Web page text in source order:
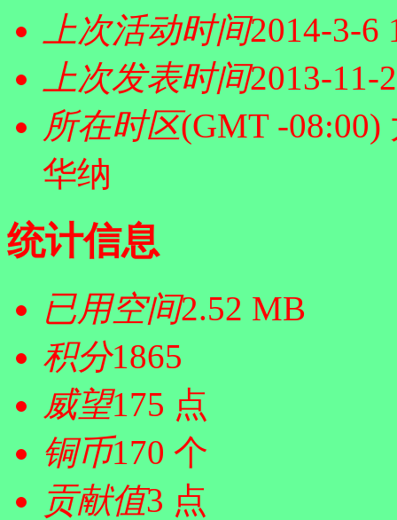
上次活动时间2014-3-6
上次发表时间2013-11-
所在时区(GMT -
华纳
统计信息
已用空间2.52 MB
积分1865
威望175 点
铜币170 个
贡献值3 点